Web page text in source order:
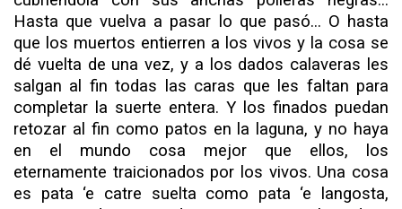
Hasta que vuelva a pasar lo que pasó... O hasta
que los muertos entierren a los vivos y la cosa se
dé vuelta de una vez, y a los dados calaveras les
salgan al fin todas las caras que les faltan para
completar la suerte entera. Y los finados pue­dan
retozar al fin como patos en la laguna, y no haya
en el mundo cosa mejor que ellos, los
eternamente traicionados por los vivos. Una cosa
es pata ‘e catre suelta como pata ‘e lan­gosta,